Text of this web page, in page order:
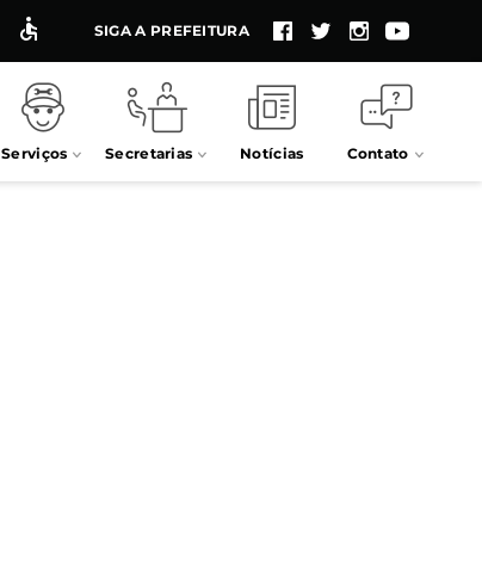
SIGA A PREFEITURA
Serviços Secretarias Notícias Contato